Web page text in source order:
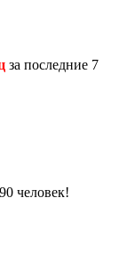
за последние 7
90 человек!